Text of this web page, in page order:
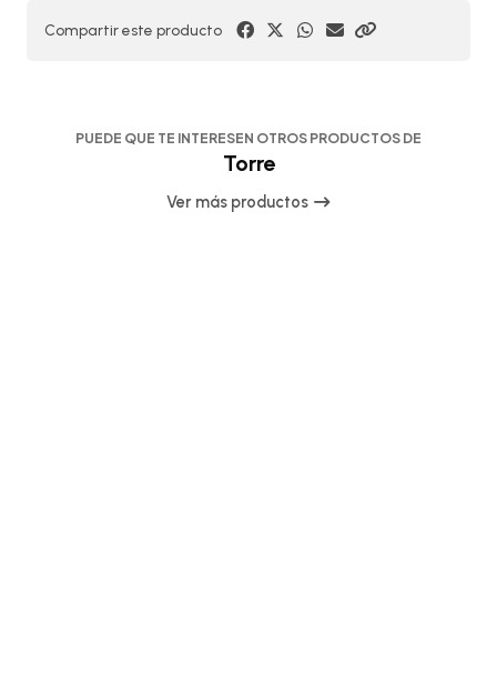
Compartir este producto
PUEDE QUE TE INTERESEN OTROS PRODUCTOS DE
Torre
Ver más productos